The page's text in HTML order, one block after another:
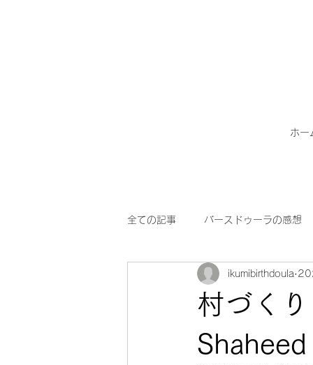
ホー
全ての記事 バースドゥーラの感想
ドゥーラサービス 外国籍ご家
パパ・パートナー
村づく
Shaheed
ikumibirthdoula